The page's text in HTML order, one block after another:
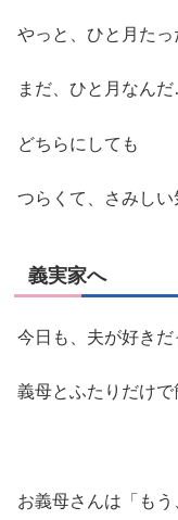
やっと、ひと月た
まだ、ひと月なん
どちらにしても
つらくて、さみし
義実家へ
今日も、夫が好き
義母とふたりだけで
お義母さんは「も